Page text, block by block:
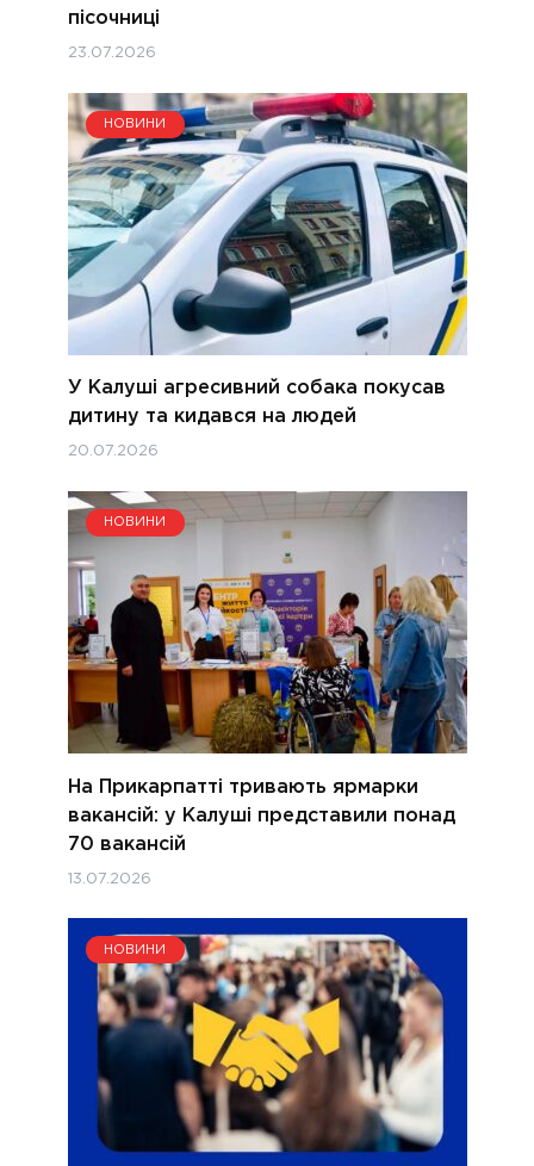
пісочниці
23.07.2026
НОВИНИ
У Калуші агресивний собака покусав
дитину та кидався на людей
20.07.2026
НОВИНИ
На Прикарпатті тривають ярмарки
вакансій: у Калуші представили понад
70 вакансій
13.07.2026
НОВИНИ